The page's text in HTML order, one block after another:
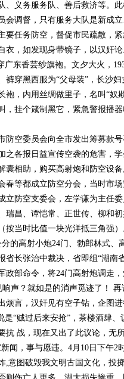
、义务服务队、善后救济等。
会调督，只有服务大队是新成
要任务防空，督促市民疏散，
衣，如发现身带镜子，以汉奸
广东香芸纱旗袍。文夕大火，
裤穿黑西服为“父母装”，长沙
袍，内用丝绸做里子，名叫“奴
，挂个箴制黑它，紧急警报播
空委员会向全市发出筹募款号
之各报日益宣传空袭的危害，
囊相助，购买高射炮和防空设
春等都成立防空分会，当时市
立防空支委会，左学谦为主任
瑞昌、谭恺常、正世传、柳和
按当时比值一块光洋抵三角强
的高射小炮24门、勃郎林式、
省长张治中裁决，省即组“湖南
政部命令，将24门高射炮调走
声？就如是的消声觅迹了！
烦言，汉奸见有空子钻，企图
是“贼过后来安抢”，茶楼酒肆
抗 战，现在又出了此议论，无
闻，事与愿违。4月10日下午
,意图破毁我文明古国文化，投